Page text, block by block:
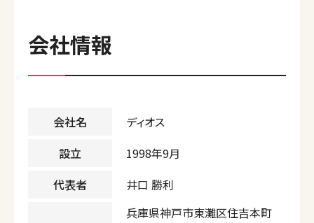
会社情報
会社名
ディオス
設立
1998年9月
代表者
井口 勝利
兵庫県神戸市東灘区住吉本町